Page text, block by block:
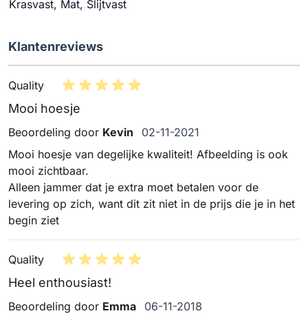
Krasvast, Mat, Slijtvast
Klantenreviews
Quality
Mooi hoesje
Beoordeling door Kevin 2 november 2021
02-11-2021
Mooi hoesje van degelijke kwaliteit! Afbeelding is ook
mooi zichtbaar.
Alleen jammer dat je extra moet betalen voor de
levering op zich, want dit zit niet in de prijs die je in het
begin ziet
Quality
Heel enthousiast!
Beoordeling door Emma 6 november 2018
06-11-2018